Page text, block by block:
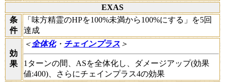
EXAS
条
件
「味方精霊のHPを100%未満から100%にする」を5回
達成
効
果
＜全体化・ チェインプラス ＞
1ターンの間、ASを全体化し、ダメージアップ(効果
値:400)、さらにチェインプラス4の効果